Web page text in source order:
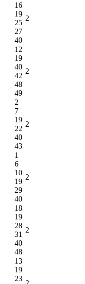
16
19
25
27
40
2
12
19
40
42
48
49
2
2
7
19
22
40
43
2
1
6
10
19
29
40
2
18
19
28
31
40
48
2
13
19
23